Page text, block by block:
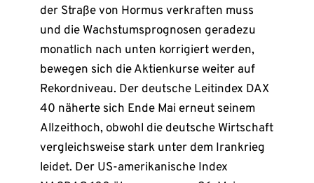
der Straße von Hormus verkraften muss
und die Wachstumsprognosen geradezu
monatlich nach unten korrigiert werden,
bewegen sich die Aktienkurse weiter auf
Rekordniveau. Der deutsche Leitindex DAX
40 näherte sich Ende Mai erneut seinem
Allzeithoch, obwohl die deutsche Wirtschaft
vergleichsweise stark unter dem Irankrieg
leidet. Der US-amerikanische Index